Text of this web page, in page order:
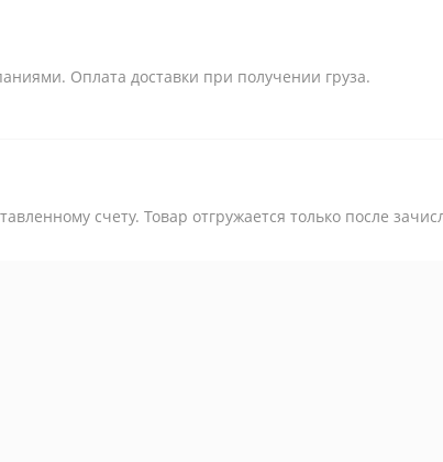
Оплата доставки при получении груза.
счету. Товар отгружается только после